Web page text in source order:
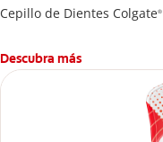
Cepillo de Dientes Colgate®
Descubra más